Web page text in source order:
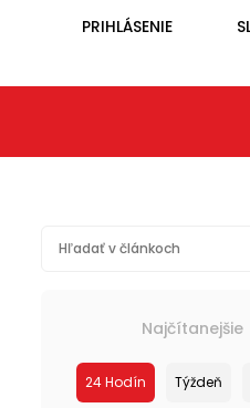
PRIHLÁSENIE
Najčítanejšie
24 Hodín Týždeň